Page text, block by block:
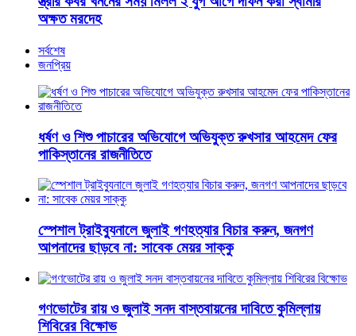
অক্ষত মরদেহ
সর্বশেষ
জনপ্রিয়
ধর্ষণ ও শিশু পাচারের অভিযোগে অভিযুক্ত রুখসার আহমেদ ফের
পাকিস্তানের রাজনীতিতে
স্পেশাল ট্রাইব্যুনালে জুলাই গণহত্যার বিচার করুন, জনগণ
আপনাদের ছাড়বে না: সাবেক মেয়র সাক্কু
গণভোটের রায় ও জুলাই সনদ বাস্তবায়নের দাবিতে কুমিল্লায়
শিবিরের বিক্ষোভ